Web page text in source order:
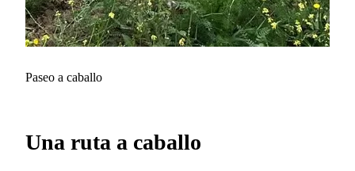
Paseo a caballo
Una ruta a caballo